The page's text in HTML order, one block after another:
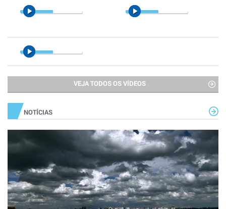
VEJA TODOS OS VÍDEOS
NOTÍCIAS